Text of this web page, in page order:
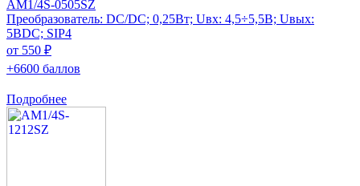
AM1/4S-0505SZ
Преобразователь: DC/DC; 0,25Вт; Uвх: 4,5÷5,5В; Uвых:
5ВDC; SIP4
от 550 ₽
+6600 баллов
Подробнее